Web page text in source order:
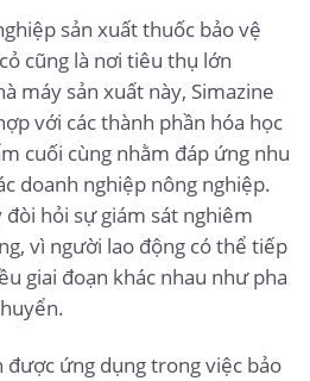
sản xuất thuốc bảo vệ
cũng là nơi tiêu thụ lớn
máy sản xuất này, Simazine
với các thành phần hóa học
cuối cùng nhằm đáp ứng nhu
doanh nghiệp nông nghiệp.
hỏi sự giám sát nghiêm
vì người lao động có thể tiếp
giai đoạn khác nhau như pha
được ứng dụng trong việc bảo